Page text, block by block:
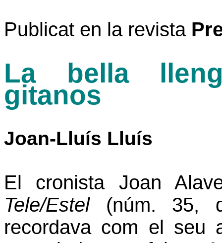
Publicat en la revista
La bella
gitanos
Joan-Lluís Lluís
El cronista Joan
Tele/Estel(núm. 35,
recordava com el seu